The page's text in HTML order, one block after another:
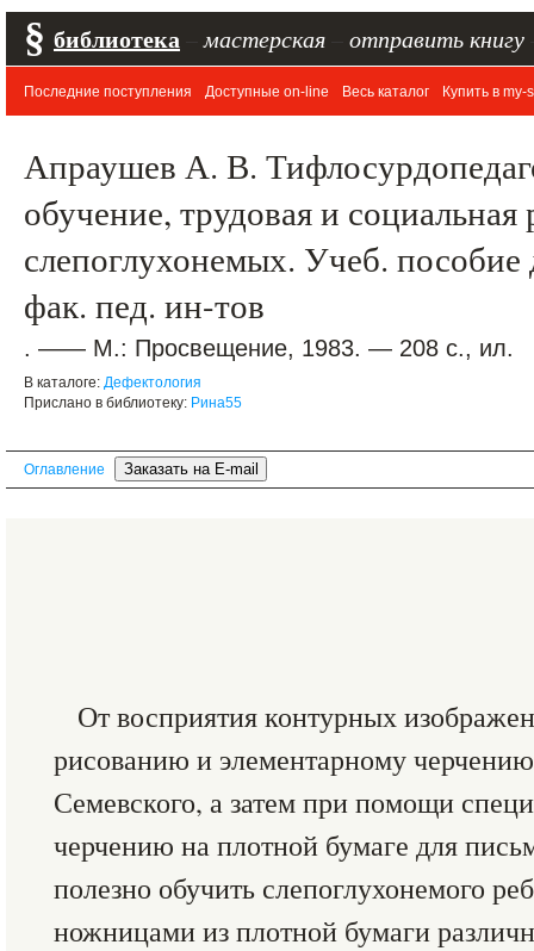
§ библиотека мастерская отправить книгу
Последние поступления Доступные on-line Весь каталог Купить в my-
Апраушев А. В.
обучение, трудовая и социальная
слепоглухонемых. Учеб. пособие
фак. пед. ин-тов
. —— М.: Просвещение, 1983. — 208 с., ил.
В каталоге: Дефектология
Прислано в библиотеку: Рина55
Оглавление
От восприятия контурных
рисованию и элементарному
Семевского, а затем при помощи
черчению на плотной бумаге для
полезно обучить слепоглухонемого
ножницами из плотной бумаги